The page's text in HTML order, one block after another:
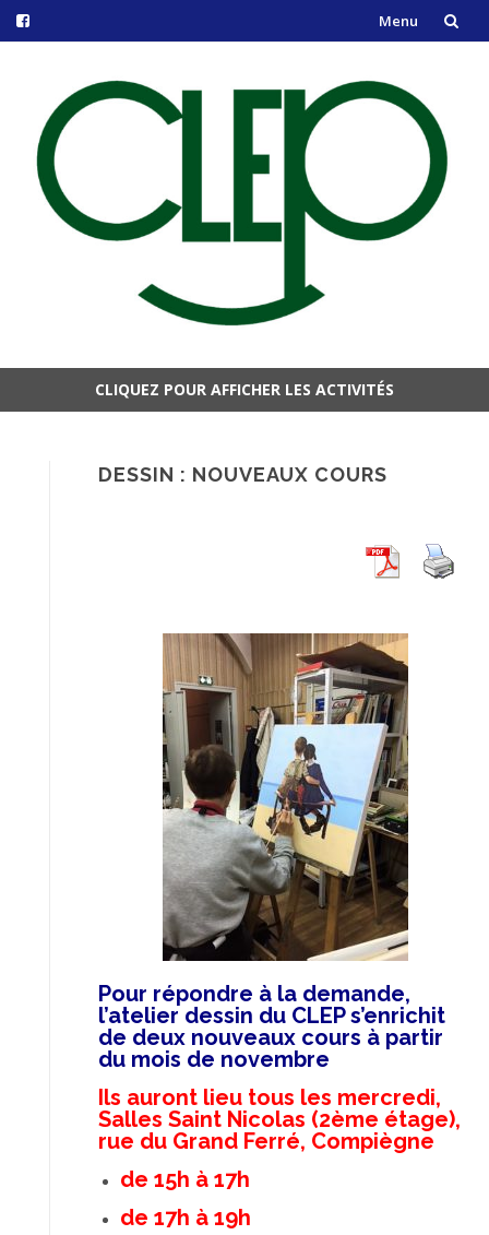
Menu
contenu
CLIQUEZ POUR AFFICHER LES ACTIVITÉS
DESSIN : NOUVEAUX COURS
Pour répondre à la demande,
l’atelier dessin du CLEP s’enrichit
de deux nouveaux cours à partir
du mois de novembre
Ils auront lieu tous les mercredi,
Salles Saint Nicolas (2ème étage),
rue du Grand Ferré, Compiègne
de 15h à 17h
de 17h à 19h